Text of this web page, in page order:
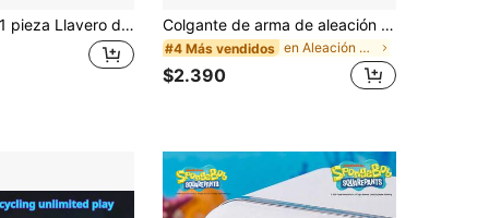
1 pieza Llavero de acrílico de periférico de juego de puño en capas Valorant Cypher Man, dije para mochila de adolescente, adorno para llaves, regalo de cumpleaños, regalo exquisito Colgante de arma de aleación - Accesorio de anime Los Siete Pecados Capitales Diane, Escanor, Llavero y colgante con arma de Meliodas - Regalo de cumpleaños, regalo de vacaciones
#4 Más vendidos en Aleación De Zinc Figuras de acción de estatuas,
$2.390